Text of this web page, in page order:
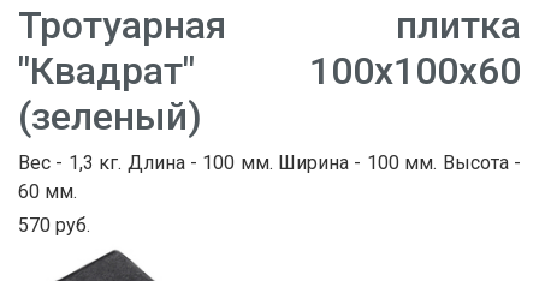
Тротуарная плитка
"Квадрат" 100х100х60
(зеленый)
Вес - 1,3 кг. Длина - 100 мм. Ширина - 100 мм. Высота -
60 мм.
570 руб.